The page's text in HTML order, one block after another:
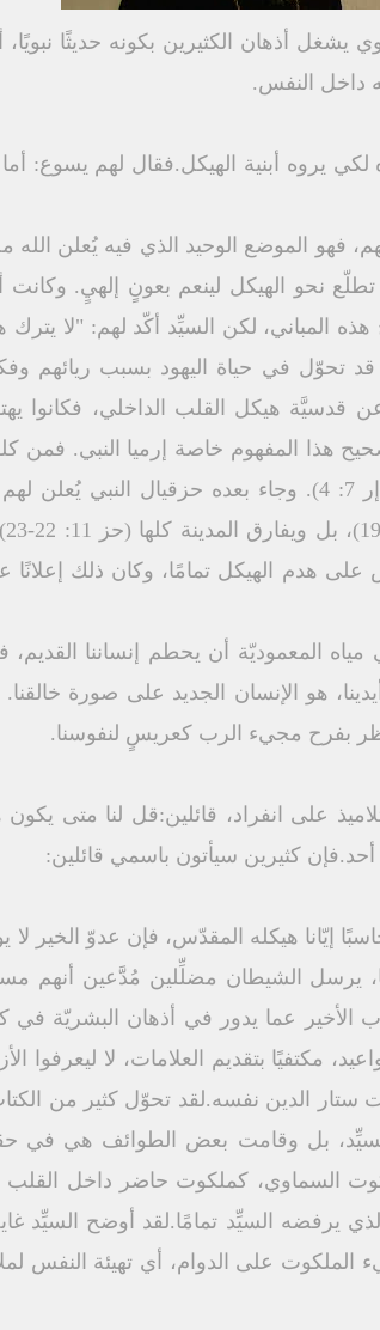
أذهان الكثيرين بكونه حديثًا
داخل النفس.
يروه أبنية الهيكل.فقال لهم يسوع:
فهو الموضع الوحيد الذي فيه يُعلن الله
نحو الهيكل لينعم بعونٍ إلهيٍ. وكانت
هذه المباني، لكن السيِّد أكّد لهم: "لا
تحوّل في حياة اليهود بسبب ريائهم
قدسيَّة هيكل القلب الداخلي، فكانوا
هذا المفهوم خاصة إرميا النبي. فمن
الكذب، قائلين: "هيكل الرب، هيكل الرب هو" (إر 7: 4). وجاء
هدم الهيكل تمامًا، وكان ذلك إعلانًا
المعموديّة أن يحطم إنساننا
هو الإنسان الجديد على صورة
بفرح مجيء الرب كعريسٍ لنفوسنا.
على انفراد، قائلين:قل لنا متى
كثيرين سيأتون باسمي قائلين:
إيّانا هيكله المقدّس، فإن عدوّ الخير
يرسل الشيطان مضلِّلين مُدَّعين أنهم
الأخير عما يدور في أذهان البشريّة
مكتفيًا بتقديم العلامات، لا ليعرفوا
الدين نفسه.لقد تحوّل كثير من
السيِّد، بل وقامت بعض الطوائف هي في
السماوي، كملكوت حاضر داخل
يرفضه السيِّد تمامًا.لقد أوضح السيِّد
الملكوت على الدوام، أي تهيئة النفس